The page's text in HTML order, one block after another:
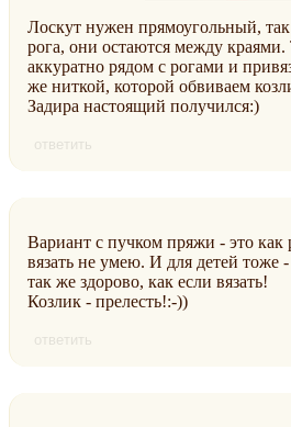
Лоскут нужен прямоугольный,
рога, они остаются между
аккуратно рядом с рогами и
же ниткой, которой обвиваем
Задира настоящий получился:)
ответить
Вариант с пучком пряжи - это как
вязать не умею. И для детей тоже
так же здорово, как если вязать!
Козлик - прелесть!:-))
ответить